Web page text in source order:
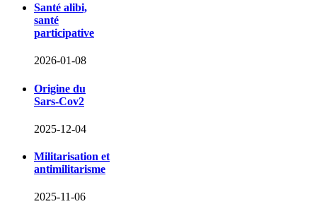
Santé alibi,
santé
participative
2026-01-08
Origine du
Sars-Cov2
2025-12-04
Militarisation et
antimilitarisme
2025-11-06